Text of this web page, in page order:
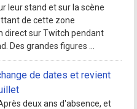
leur stand et sur la scène
de cette zone
direct sur Twitch pendant
Des grandes figures ...
de dates et revient
deux ans d'absence, et